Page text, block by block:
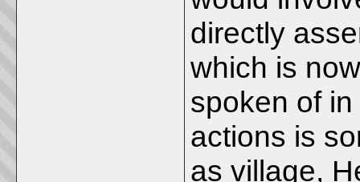
directly
which is
spoken of in
actions is
as village,